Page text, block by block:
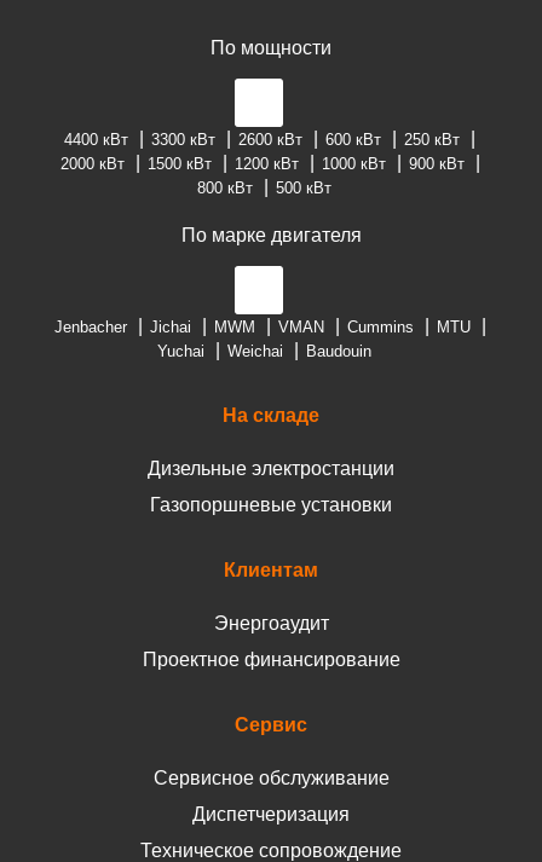
По мощности
4400 кВт 3300 кВт 2600 кВт 600 кВт
250 кВт
2000 кВт
1500 кВт 1200 кВт 1000 кВт
900 кВт
800 кВт
500 кВт
По марке двигателя
Jenbacher Jichai MWM VMAN Cummins
MTU
Yuchai
Weichai Baudouin
На складе
Дизельные электростанции
Газопоршневые установки
Клиентам
Энергоаудит
Проектное финансирование
Сервис
Сервисное обслуживание
Диспетчеризация
Техническое сопровождение